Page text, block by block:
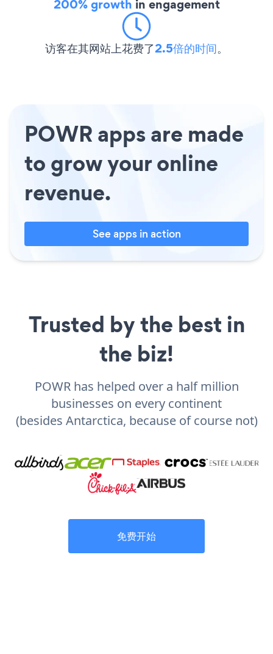
200% growth in engagement
访客在其网站上花费了2.5倍的时间。
POWR apps are made
to grow your online
revenue.
See apps in action
Trusted by the best in
the biz!
POWR has helped over a half million
businesses on every continent
(besides Antarctica, because of course not)
免费开始